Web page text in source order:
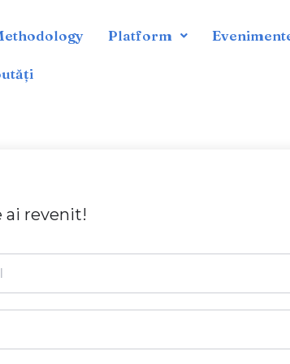
Platform
ai revenit!